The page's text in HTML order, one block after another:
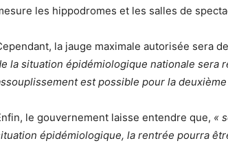
les hippodromes et les salles de
la jauge maximale autorisée sera
la situation épidémiologique nationale sera
est possible pour la deuxième
le gouvernement laisse entendre que, «
épidémiologique, la rentrée pourra